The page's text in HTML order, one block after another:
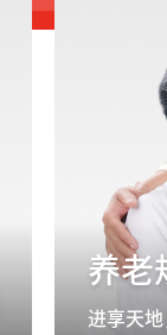
养老
进享天